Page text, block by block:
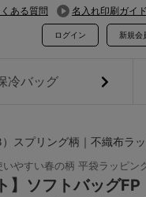
くある質問 名入れ印刷ガイド
ログイン 新規会
冷バッグ
スプリング柄｜不織布ラ
やすい春の柄 平袋ラッピン
】ソフトバッグ